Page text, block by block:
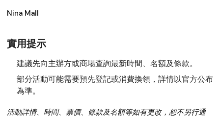
Nina Mall
實用提示
建議先向主辦方或商場查詢最新時間、名額及條款。
部分活動可能需要預先登記或消費換領，詳情以官方公布
為準。
活動詳情、時間、票價、條款及名額等如有更改，恕不另行通